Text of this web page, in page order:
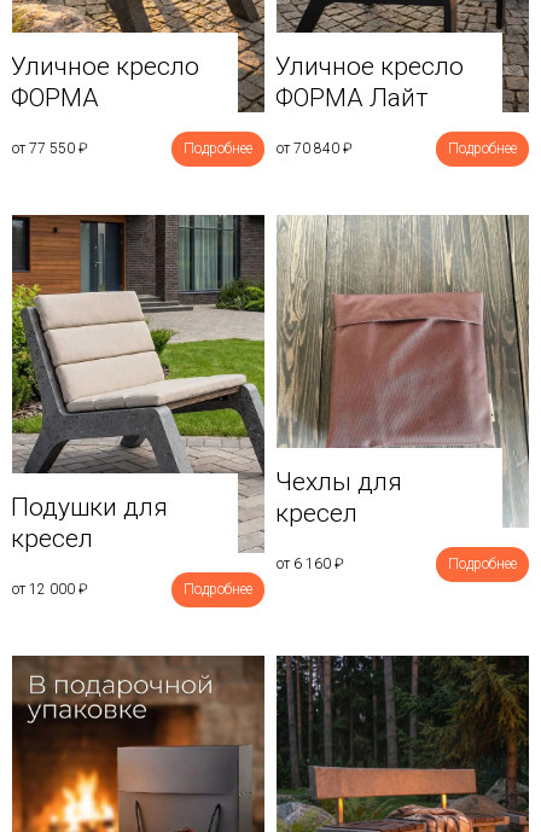
Уличное кресло
ФОРМА
от 77 550 ₽ Подробнее
Уличное кресло
ФОРМА Лайт
от 70 840 ₽ Подробнее
Подушки для
кресел
от 12 000 ₽ Подробнее
Чехлы для
кресел
от 6 160 ₽ Подробнее